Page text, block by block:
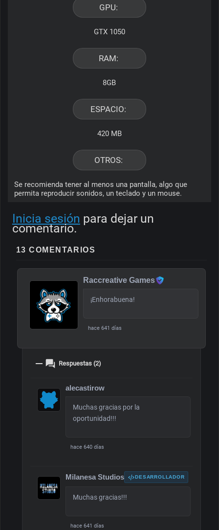
GPU:
GTX 1050
RAM:
8GB
ESPACIO:
420 MB
OTROS:
Se recomienda tener al menos una pantalla, algo que
permita reproducir sonidos, un teclado y un mouse.
Inicia sesión para dejar un
comentario.
13 COMENTARIOS
Raccreative Games
¡Enhorabuena!
hace 641 días
Respuestas (2)
alecastirow
Muchas gracias por la
oportunidad!!!
hace 640 días
Milanesa Studios DESARROLLADOR
Muchas gracias!!!
hace 641 días